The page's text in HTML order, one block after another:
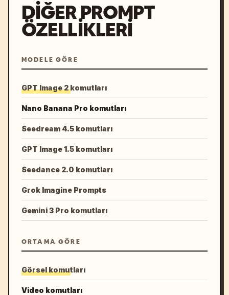
DIĞER PROMPT
ÖZELLIKLERI
MODELE GÖRE
GPT Image 2 komutları
Nano Banana Pro komutları
Seedream 4.5 komutları
GPT Image 1.5 komutları
Seedance 2.0 komutları
Grok Imagine Prompts
Gemini 3 Pro komutları
ORTAMA GÖRE
Görsel komutları
Video komutları